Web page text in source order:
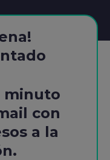
minuto
con
a la